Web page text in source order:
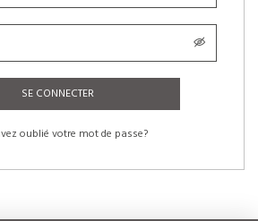
SE CONNECTER
oublié votre mot de passe?